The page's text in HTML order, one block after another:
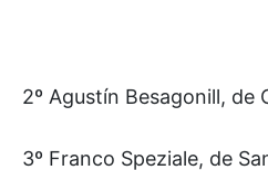
2º Agustín Besagonill, de
3º Franco Speziale, de